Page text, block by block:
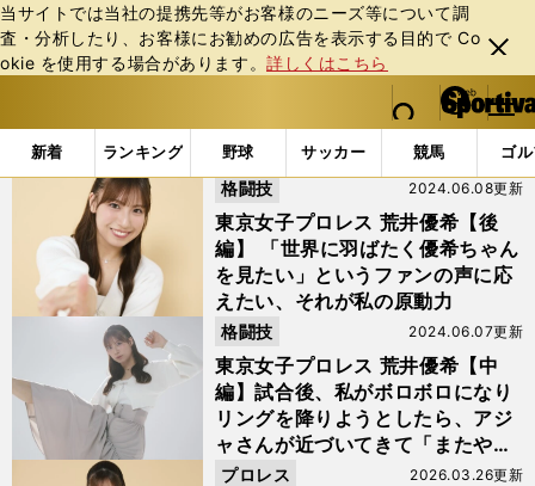
当サイトでは当社の提携先等がお客様のニーズ等について調
査・分析したり、お客様にお勧めの広告を表⽰する⽬的で Co
okie を使⽤する場合があります。詳しくはこちら
閉じ
る
web Sportiva (webスポルティーバ)
検索
マイペ
ー
ジ
メニュ
新着 ランキング 野球 サッカー 競馬 ゴ
b
ス
テ
ィ
ー
バ
「#SKE」の最新ニュース・ 情報
東京女子プロレス 荒井優希【後
編】 「世界に羽ばたく優希ちゃん
を見たい」というファンの声に応
えたい、それが私の原動力
2024.06.08更新
格闘技
東京女子プロレス 荒井優希【中
編】試合後、私がボロボロになり
リングを降りようとしたら、アジ
ャさんが近づいてきて「またやろ
うな」って
2024.06.07更新
格闘技
2026.03.26更新
プロレス